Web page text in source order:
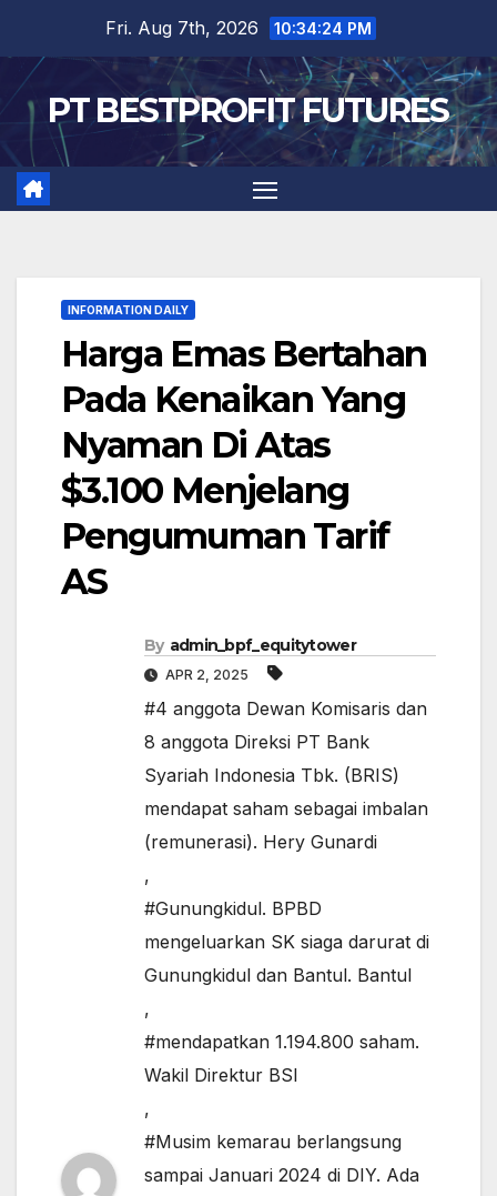
content
Fri. Aug 7th, 2026 10:34:25 PM
PT BESTPROFIT FUTURES
INFORMATION DAILY
Harga Emas Bertahan
Pada Kenaikan Yang
Nyaman Di Atas
$3.100 Menjelang
Pengumuman Tarif
AS
By admin_bpf_equitytower
APR 2, 2025
#4 anggota Dewan Komisaris dan
8 anggota Direksi PT Bank
Syariah Indonesia Tbk. (BRIS)
mendapat saham sebagai imbalan
(remunerasi). Hery Gunardi
,
#Gunungkidul. BPBD
mengeluarkan SK siaga darurat di
Gunungkidul dan Bantul. Bantul
,
#mendapatkan 1.194.800 saham.
Wakil Direktur BSI
,
#Musim kemarau berlangsung
sampai Januari 2024 di DIY. Ada